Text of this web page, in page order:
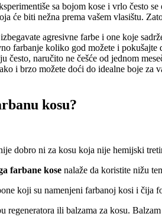
sa bojom kose i vrlo često
će biti nežna prema vašem vlasištu.
agresivne farbe i one koje
farbanje koliko god možete i pokušajte
često, naručito ne češće od jednom
i brzo možete doći do idealne boje za
kosu?
dobro ni za kosu koja nije hemijski
farbane kose nalaže da koristite nižu
koji su namenjeni farbanoj kosi i čija
regeneratora ili balzama za kosu.